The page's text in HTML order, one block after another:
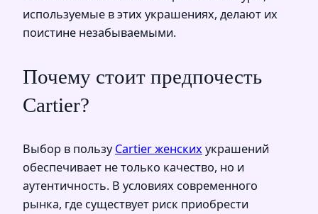
используемые в этих украшениях, делают их
поистине незабываемыми.
Почему стоит предпочесть
Cartier?
Выбор в пользуCartier женских украшений
обеспечивает не только качество, но и
аутентичность. В условиях современного
рынка, где существует риск приобрести